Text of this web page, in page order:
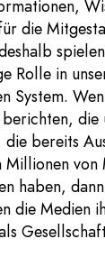
die
Rolle in
System.
die
die bereits
Millionen von
haben, dann
die Medien